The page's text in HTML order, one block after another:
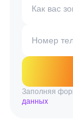
Как вас
Номер
Заполняя
данных